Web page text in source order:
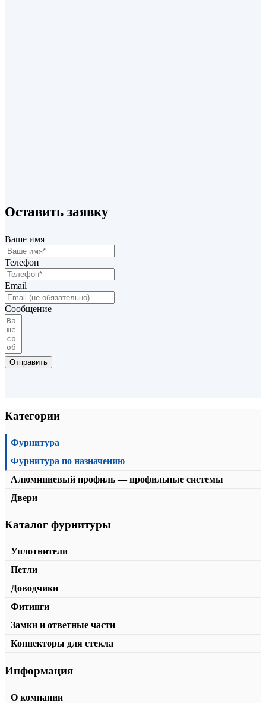
Уплотнительный профиль T-213
от 168,00₽/пог.м.
info@profilsystem.ru
Оставить заявку
Ваше имя
Телефон
Email
Сообщение
Отправить
Категории
Фурнитура
Фурнитура по назначению
Алюминиевый профиль — профильные системы
Двери
Каталог фурнитуры
Уплотнители
Петли
Доводчики
Фитинги
Замки и ответные части
Коннекторы для стекла
Информация
О компании